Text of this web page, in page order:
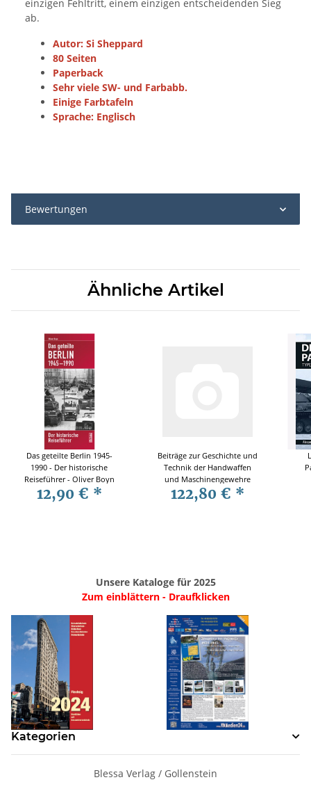
einzigen Fehltritt, einem einzigen entscheidenden Sieg
ab.
Autor: Si Sheppard
80 Seiten
Paperback
Sehr viele SW- und Farbabb.
Einige Farbtafeln
Sprache: Englisch
Bewertungen
Ähnliche Artikel
Das geteilte Berlin 1945-
1990 - Der historische
Reiseführer - Oliver Boyn
12,90 € *
Beiträge zur Geschichte und
Technik der Handwaffen
und Maschinengewehre
122,80 € *
Unsere Kataloge für 2025
Zum einblättern - Draufklicken
Kategorien
Blessa Verlag / Gollenstein